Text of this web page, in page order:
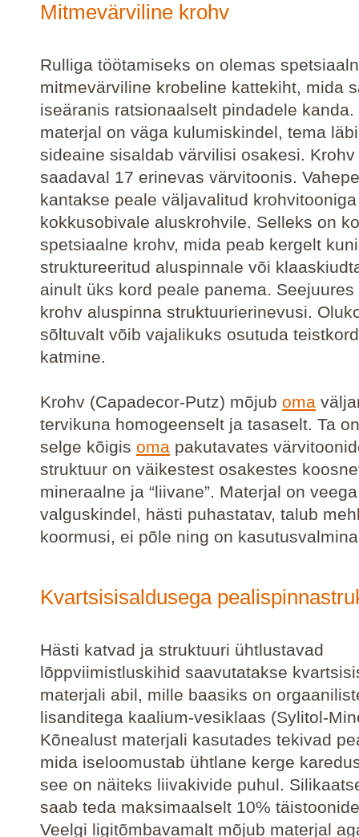
Mitmevärviline krohv
Rulliga töötamiseks on olemas
mitmevärviline krobeline kattekiht, mida
iseäranis ratsionaalselt pindadele kanda.
materjal on väga kulumiskindel, tema
sideaine sisaldab värvilisi osakesi. Krohv
saadaval 17 erinevas värvitoonis.
kantakse peale väljavalitud krohvitooniga
kokkusobivale aluskrohvile. Selleks on
spetsiaalne krohv, mida peab kergelt
struktureeritud aluspinnale või
ainult üks kord peale panema. Seejuures
krohv aluspinna struktuurierinevusi.
sõltuvalt võib vajalikuks osutuda
katmine.
Krohv (Capadecor-Putz) mõjub oma
tervikuna homogeenselt ja tasaselt. Ta
selge kõigis oma pakutavates
struktuur on väikestest osakestes
mineraalne ja “liivane”. Materjal on
valguskindel, hästi puhastatav, talub
koormusi, ei põle ning on
Kvartsisisaldusega
Hästi katvad ja struktuuri ühtlustavad
lõppviimistluskihid saavutatakse
materjali abil, mille baasiks on
lisanditega kaalium-vesiklaas (Sylitol-
Kõnealust materjali kasutades tekivad
mida iseloomustab ühtlane kerge
see on näiteks liivakivide puhul.
saab teda maksimaalselt 10%
Veelgi ligitõmbavamalt mõjub materjal